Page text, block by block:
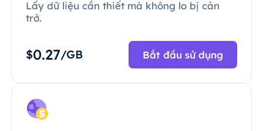
Lấy dữ liệu cần thiết mà không lo bị cản
trở.
$0.27/GB Bắt đầu sử dụng